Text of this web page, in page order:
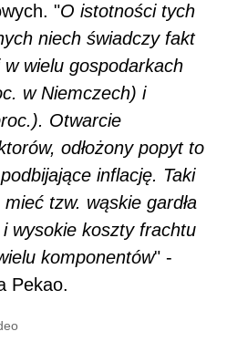
"O istotności tych
niech świadczy fakt
wielu gospodarkach
w Niemczech) i
Otwarcie
odłożony popyt to
inflację. Taki
tzw. wąskie gardła
wysokie koszty frachtu
komponentów" -
Pekao.